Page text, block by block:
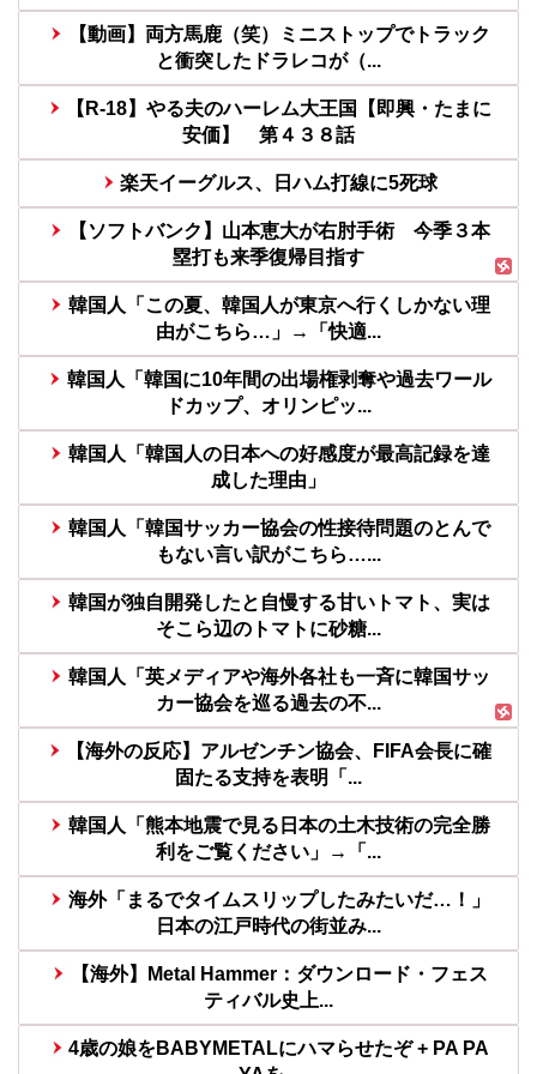
【動画】両方馬鹿（笑）ミニストップでトラック
と衝突したドラレコが（...
【R-18】やる夫のハーレム大王国【即興・たまに
安価】 第４３８話
楽天イーグルス、日ハム打線に5死球
【ソフトバンク】山本恵大が右肘手術 今季３本
塁打も来季復帰目指す
韓国人「この夏、韓国人が東京へ行くしかない理
由がこちら…」→「快適...
韓国人「韓国に10年間の出場権剥奪や過去ワール
ドカップ、オリンピッ...
韓国人「韓国人の日本への好感度が最高記録を達
成した理由」
韓国人「韓国サッカー協会の性接待問題のとんで
もない言い訳がこちら…...
韓国が独自開発したと自慢する甘いトマト、実は
そこら辺のトマトに砂糖...
韓国人「英メディアや海外各社も一斉に韓国サッ
カー協会を巡る過去の不...
【海外の反応】アルゼンチン協会、FIFA会長に確
固たる支持を表明「...
韓国人「熊本地震で見る日本の土木技術の完全勝
利をご覧ください」→「...
海外「まるでタイムスリップしたみたいだ…！」
日本の江戸時代の街並み...
【海外】Metal Hammer：ダウンロード・フェス
ティバル史上...
4歳の娘をBABYMETALにハマらせたぞ + PA PA